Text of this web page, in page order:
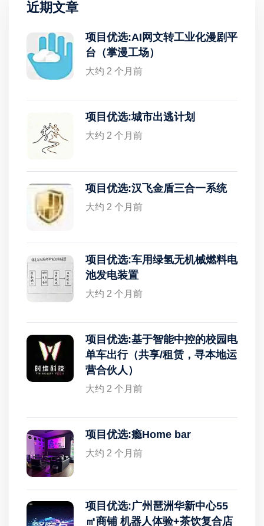
近期文章
项目优选:AI网文转工业化漫剧平
台（掌漫工场）
大约 2 个月前
项目优选:城市出逃计划
大约 2 个月前
项目优选:汉飞金盾三合一系统
大约 2 个月前
项目优选:车用绿氢无机械燃料电
池发电装置
大约 2 个月前
项目优选:基于智能中控的校园电
单车出行（共享/租赁，寻本地运
营合伙人）
大约 2 个月前
项目优选:瘾Home bar
大约 2 个月前
项目优选:广州琶洲华新中心55
㎡商铺 机器人体验+茶饮复合店